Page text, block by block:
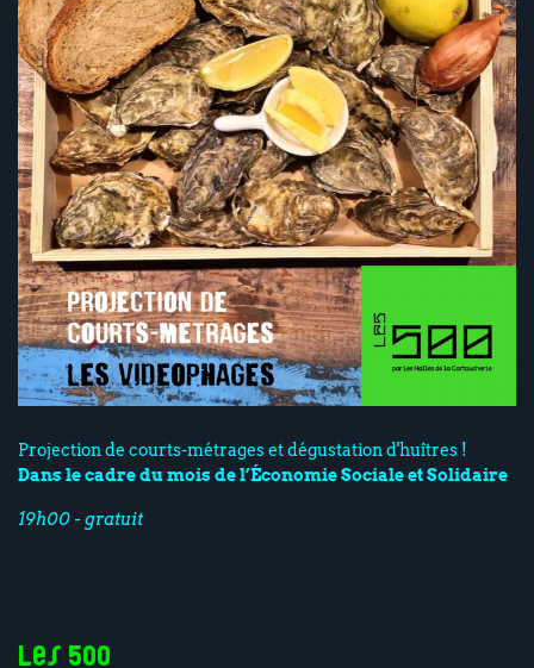
Projection de courts-métrages et dégustation d'huîtres !
Dans le cadre du mois de l’Économie Sociale et Solidaire
19h00 - gratuit
Les 500